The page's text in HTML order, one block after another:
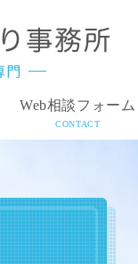
Web相談フォーム
CONTACT